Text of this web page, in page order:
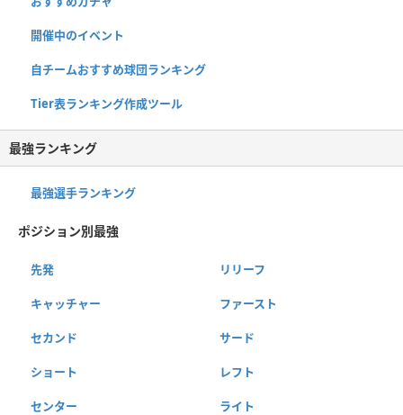
開催中のイベント
自チームおすすめ球団ランキング
Tier表ランキング作成ツール
最強ランキング
最強選手ランキング
ポジション別最強
先発 リリーフ
キャッチャー ファースト
セカンド サード
ショート レフト
センター ライト